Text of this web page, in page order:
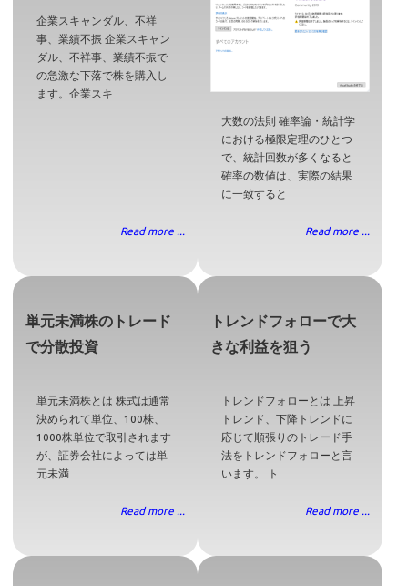
企業スキャンダル、不祥
事、業績不振 企業スキャン
ダル、不祥事、業績不振で
の急激な下落で株を購入し
ます。企業スキ
Read more ...
大数の法則 確率論・統計学
における極限定理のひとつ
で、統計回数が多くなると
確率の数値は、実際の結果
に一致すると
Read more ...
単元未満株のトレード
で分散投資
単元未満株とは 株式は通常
決められて単位、100株、
1000株単位で取引されます
が、証券会社によっては単
元未満
Read more ...
トレンドフォローで大
きな利益を狙う
トレンドフォローとは 上昇
トレンド、下降トレンドに
応じて順張りのトレード手
法をトレンドフォローと言
います。 ト
Read more ...